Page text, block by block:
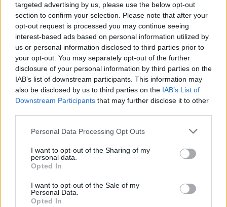
targeted advertising by us, please use the below opt-out
section to confirm your selection. Please note that after your
opt-out request is processed you may continue seeing
interest-based ads based on personal information utilized by
us or personal information disclosed to third parties prior to
your opt-out. You may separately opt-out of the further
disclosure of your personal information by third parties on the
IAB’s list of downstream participants. This information may
also be disclosed by us to third parties on the IAB’s List of
Downstream Participants that may further disclose it to other
Personal Data Processing Opt Outs
I want to opt-out of the Sharing of my
personal data.
Opted In
I want to opt-out of the Sale of my
Personal Data.
Opted In
Olajválság és MI-forradalom: új
ipari rend?
Greendex Szemle
60%-kal nőhet a nyersanyagok
kitermelése 2060-ig
Greendex Szemle
Kénhiánnyal fenyeget az
energetikai fordulat
Greendex Szemle